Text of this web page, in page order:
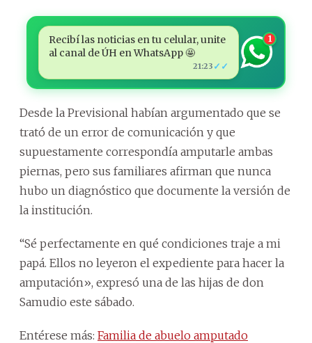
Recibí las noticias en tu celular, unite
al canal de ÚH en WhatsApp 🤩
21:23 ✓✓
1
Desde la Previsional habían argumentado que se
trató de un error de comunicación y que
supuestamente correspondía amputarle ambas
piernas, pero sus familiares afirman que nunca
hubo un diagnóstico que documente la versión de
la institución.
“Sé perfectamente en qué condiciones traje a mi
papá. Ellos no leyeron el expediente para hacer la
amputación», expresó una de las hijas de don
Samudio este sábado.
Entérese más: Familia de abuelo amputado